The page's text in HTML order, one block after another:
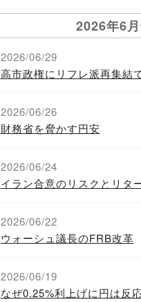
2026年6
2026/06/29
高市政権にリフレ派再集結
2026/06/26
財務省を脅かす円安
2026/06/24
イラン合意のリスクとリタ
2026/06/22
ウォーシュ議長のFRB改革
2026/06/19
なぜ0.25%利上げに円は反